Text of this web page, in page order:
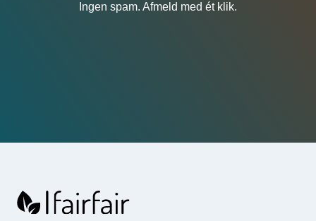
Ingen spam. Afmeld med ét klik.